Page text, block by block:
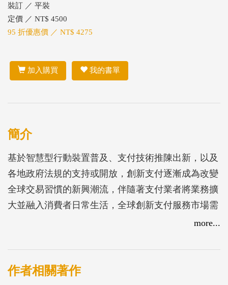
裝訂 ／ 平裝
定價 ／ NT$ 4500
95 折優惠價 ／ NT$ 4275
加入購買 我的書單
簡介
基於智慧型行動裝置普及、支付技術推陳出新，以及
各地政府法規的支持或開放，創新支付逐漸成為改變
全球交易習慣的新興潮流，伴隨著支付業者將業務擴
大並融入消費者日常生活，全球創新支付服務市場需
求亦日益增加，進而吸引更多新創業者投入競爭。
創新支付係指用戶透過業者推出的行動支付或第三方
支付等服務，完成線上或線下交易的付款方式。本研
more...
作者相關著作